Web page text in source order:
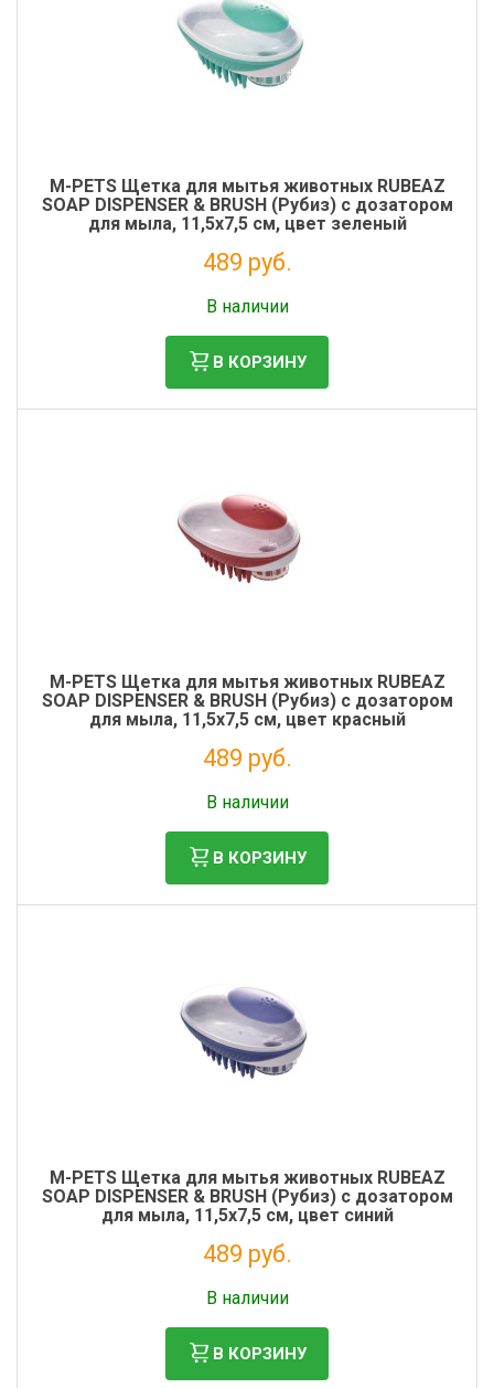
M-PETS Щетка для мытья животных RUBEAZ
SOAP DISPENSER & BRUSH (Рубиз) с дозатором
для мыла, 11,5х7,5 см, цвет зеленый
489 руб.
В наличии
В КОРЗИНУ
M-PETS Щетка для мытья животных RUBEAZ
SOAP DISPENSER & BRUSH (Рубиз) с дозатором
для мыла, 11,5х7,5 см, цвет красный
489 руб.
В наличии
В КОРЗИНУ
M-PETS Щетка для мытья животных RUBEAZ
SOAP DISPENSER & BRUSH (Рубиз) с дозатором
для мыла, 11,5х7,5 см, цвет синий
489 руб.
В наличии
В КОРЗИНУ